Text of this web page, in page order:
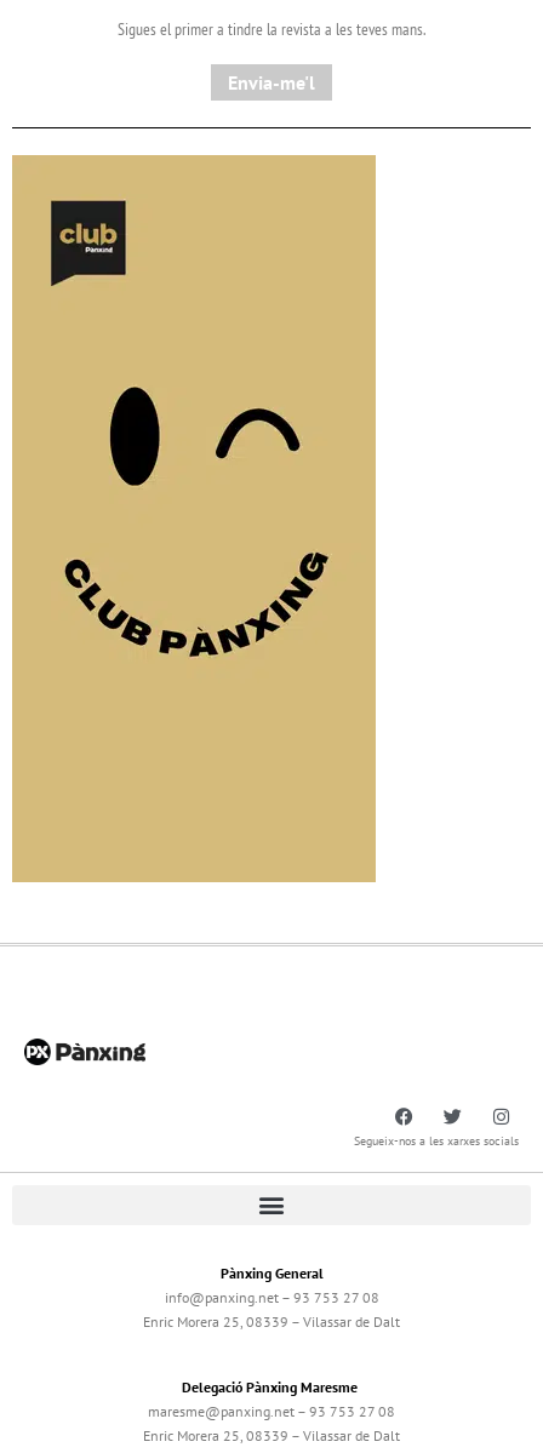
Sigues el primer a tindre la revista a les teves mans.
Envia-me'l
Segueix-nos a les xarxes socials
Pànxing General
info@panxing.net – 93 753 27 08
Enric Morera 25, 08339 – Vilassar de Dalt
Delegació Pànxing Maresme
maresme@panxing.net – 93 753 27 08
Enric Morera 25, 08339 – Vilassar de Dalt